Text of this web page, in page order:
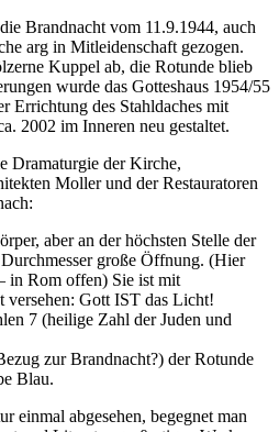
Brandnacht vom 11.9.1944, auch
arg in Mitleidenschaft gezogen.
Kuppel ab, die Rotunde blieb
wurde das Gotteshaus 1954/55
Errichtung des Stahldaches mit
2002 im Inneren neu gestaltet.
Dramaturgie der Kirche,
Moller und der Restauratoren
aber an der höchsten Stelle der
große Öffnung. (Hier
in Rom offen) Sie ist mit
versehen: Gott IST das Licht!
7 (heilige Zahl der Juden und
zur Brandnacht?) der Rotunde
Blau.
einmal abgesehen, begegnet man